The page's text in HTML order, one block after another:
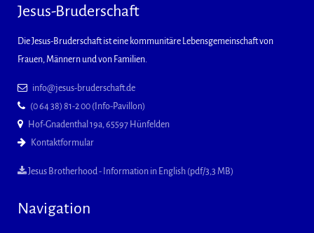
Jesus-Bruderschaft
Die Jesus-Bruderschaft ist eine kommunitäre Lebensgemeinschaft von
Frauen, Männern und von Familien.
info@jesus-bruderschaft.de
(0 64 38) 81-2 00 (Info-Pavillon)
Hof-Gnadenthal 19a, 65597 Hünfelden
Kontaktformular
Jesus Brotherhood - Information in English (pdf/3,3 MB)
Navigation